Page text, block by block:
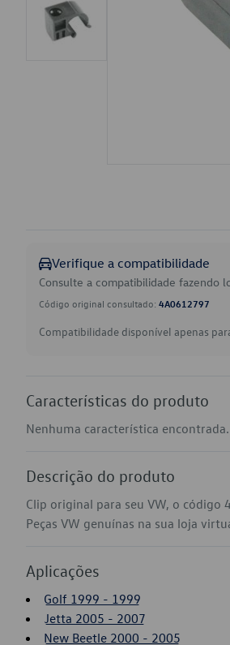
Verifique a compatibilidade
Consulte a compatibilidade fazendo
Código original consultado: 4A0612797
Compatibilidade disponível apenas
Características do produto
Nenhuma característica encontrada.
Descrição do produto
Clip original para seu VW, o código
Peças VW genuínas na sua loja
Aplicações
Golf 1999 - 1999
Jetta 2005 - 2007
New Beetle 2000 - 2005